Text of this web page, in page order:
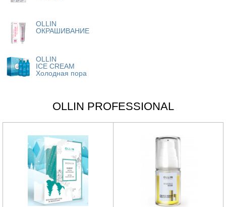
OLLIN
ОКРАШИВАНИЕ
OLLIN
ICE CREAM
Холодная пора
OLLIN PROFESSIONAL